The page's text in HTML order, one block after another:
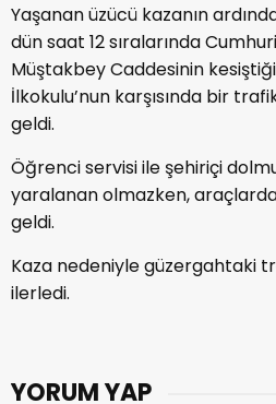
Yaşanan üzücü kazanın
dün saat 12 sıralarında
Müştakbey Caddesinin
İlkokulu’nun karşısında bir
geldi.
Öğrenci servisi ile şehiriçi
yaralanan olmazken,
geldi.
Kaza nedeniyle güzergahtaki
ilerledi.
YORUM YAP